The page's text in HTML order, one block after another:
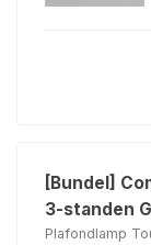
[Bundel]
3-standen
Plafondlamp